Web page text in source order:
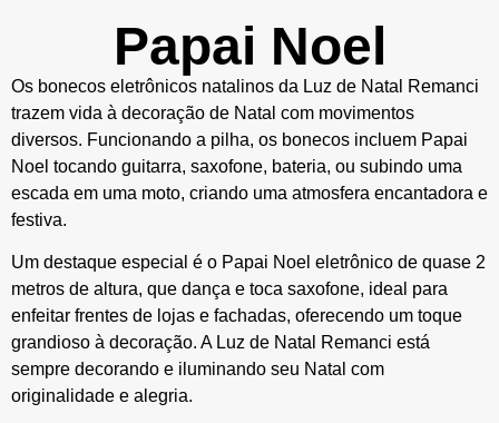
Papai Noel
Os bonecos eletrônicos natalinos da Luz de Natal Remanci
trazem vida à decoração de Natal com movimentos
diversos. Funcionando a pilha, os bonecos incluem Papai
Noel tocando guitarra, saxofone, bateria, ou subindo uma
escada em uma moto, criando uma atmosfera encantadora e
festiva.
Um destaque especial é o Papai Noel eletrônico de quase 2
metros de altura, que dança e toca saxofone, ideal para
enfeitar frentes de lojas e fachadas, oferecendo um toque
grandioso à decoração. A Luz de Natal Remanci está
sempre decorando e iluminando seu Natal com
originalidade e alegria.